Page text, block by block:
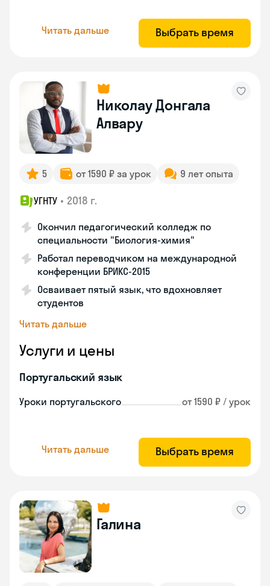
Читать дальше Выбрать время
Николау Донгала
Алвару
5 от 1590 ₽ за урок 9 лет опыта
УГНТУ • 2018 г.
Окончил педагогический колледж по
специальности "Биология-химия"
Работал переводчиком на международной
конференции БРИКС-2015
Осваивает пятый язык, что вдохновляет
студентов
Читать дальше
Услуги и цены
Португальский язык
Уроки португальского от 1590 ₽ / урок
Читать дальше Выбрать время
Галина